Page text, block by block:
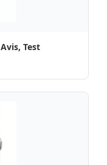
Pédale Zoom MS-80IR+ Avis, Test